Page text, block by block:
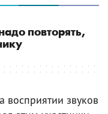
повторять,
восприятии звуков